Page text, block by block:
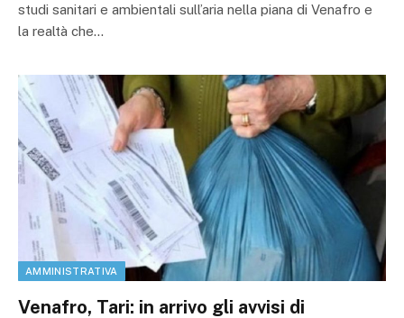
studi sanitari e ambientali sull’aria nella piana di Venafro e
la realtà che…
AMMINISTRATIVA
Venafro, Tari: in arrivo gli avvisi di